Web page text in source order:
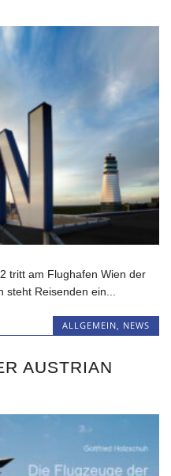
tritt am Flughafen Wien der
steht Reisenden ein...
ALLGEMEIN, NEWS
AUSTRIAN